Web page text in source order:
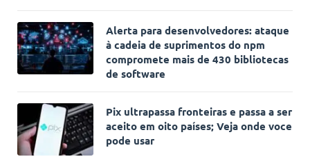
Alerta para desenvolvedores: ataque
à cadeia de suprimentos do npm
compromete mais de 430 bibliotecas
de software
Pix ultrapassa fronteiras e passa a ser
aceito em oito países; Veja onde voce
pode usar